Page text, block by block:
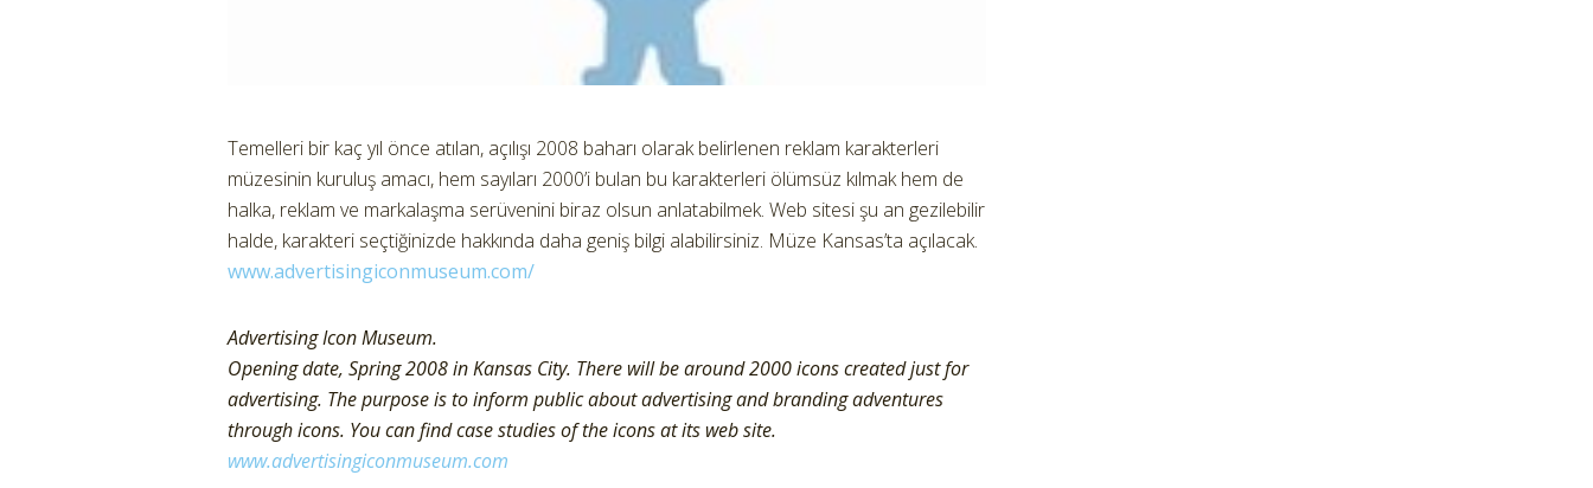
Temelleri bir kaç yıl önce atılan, açılışı 2008 baharı olarak belirlenen reklam karakterleri
müzesinin kuruluş amacı, hem sayıları 2000’i bulan bu karakterleri ölümsüz kılmak hem de
halka, reklam ve markalaşma serüvenini biraz olsun anlatabilmek. Web sitesi şu an gezilebilir
halde, karakteri seçtiğinizde hakkında daha geniş bilgi alabilirsiniz. Müze Kansas’ta açılacak.
www.advertisingiconmuseum.com/
Advertising Icon Museum.
Opening date, Spring 2008 in Kansas City. There will be around 2000 icons created just for
advertising. The purpose is to inform public about advertising and branding adventures
through icons. You can find case studies of the icons at its web site.
www.advertisingiconmuseum.com